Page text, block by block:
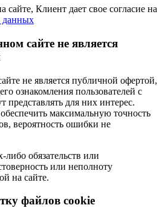
Клиент дает свое согласие на
данных
сайте не является
не является публичной офертой,
ознакомления пользователей с
представлять для них интерес.
максимальную точность
вероятность ошибки не
либо обязательств или
или неполноту
на сайте.
файлов cookie